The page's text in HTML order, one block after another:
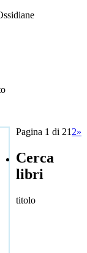
Pagina 1 di 21 2»
Cerca
libri
titolo